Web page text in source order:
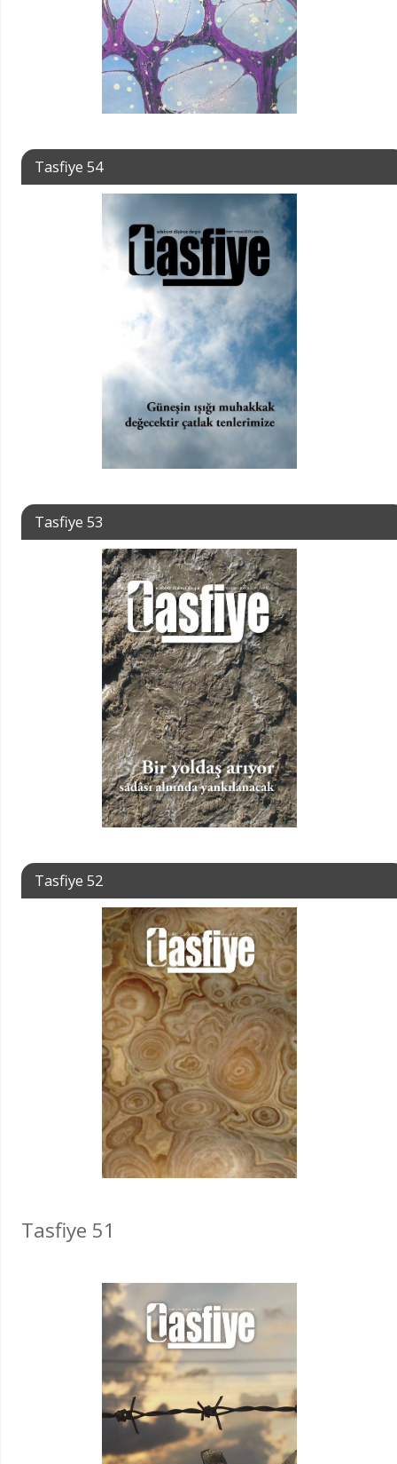
Tasfiye 54
Tasfiye 53
Tasfiye 52
Tasfiye 51